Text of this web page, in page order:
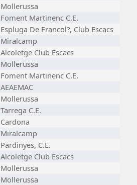
Mollerussa
Foment Martinenc C.E.
Espluga De Francol?, Club Escacs
Miralcamp
Alcoletge Club Escacs
Mollerussa
Foment Martinenc C.E.
AEAEMAC
Mollerussa
Tarrega C.E.
Cardona
Miralcamp
Pardinyes, C.E.
Alcoletge Club Escacs
Mollerussa
Mollerussa